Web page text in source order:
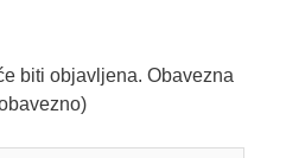
biti objavljena. Obavezna